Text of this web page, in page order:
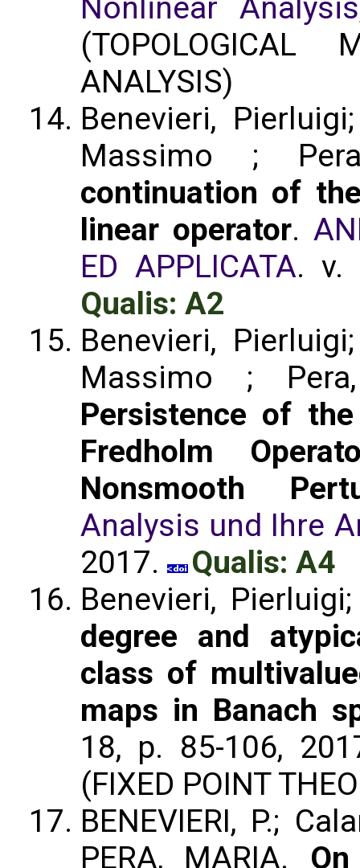
Nonlinear
(TOPOLOGICAL
ANALYSIS)
Benevieri,
Massimo ;
continuation of
linear operator.
ED APPLICATA. v.
Qualis: A2
Benevieri,
Massimo ;
Persistence of
Fredholm
Nonsmooth
Analysis und Ihre
2017.
Qualis: A4
Benevieri,
degree and
class of
maps in Banach
18, p. 85-106,
(FIXED POINT
BENEVIERI, P.;
PERA, MARIA.